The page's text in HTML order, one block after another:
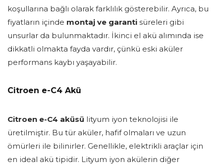
koşullarına bağlı olarak farklılık gösterebilir. Ayrıca, bu
fiyatların içinde montaj ve garanti süreleri gibi
unsurlar da bulunmaktadır. İkinci el akü alımında ise
dikkatli olmakta fayda vardır, çünkü eski aküler
performans kaybı yaşayabilir.
Citroen e-C4 Akü
Citroen e-C4 aküsü lityum iyon teknolojisi ile
üretilmiştir. Bu tür aküler, hafif olmaları ve uzun
ömürleri ile bilinirler. Genellikle, elektrikli araçlar için
en ideal akü tipidir. Lityum iyon akülerin diğer